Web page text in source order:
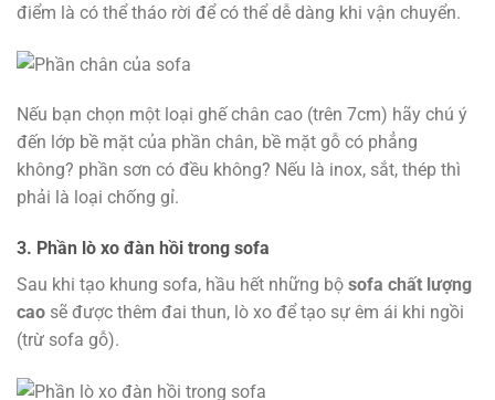
điểm là có thể tháo rời để có thể dễ dàng khi vận chuyển.
Nếu bạn chọn một loại ghế chân cao (trên 7cm) hãy chú ý
đến lớp bề mặt của phần chân, bề mặt gỗ có phẳng
không? phần sơn có đều không? Nếu là inox, sắt, thép thì
phải là loại chống gỉ.
3. Phần lò xo đàn hồi trong sofa
Sau khi tạo khung sofa, hầu hết những bộ sofa chất lượng
cao sẽ được thêm đai thun, lò xo để tạo sự êm ái khi ngồi
(trừ sofa gỗ).